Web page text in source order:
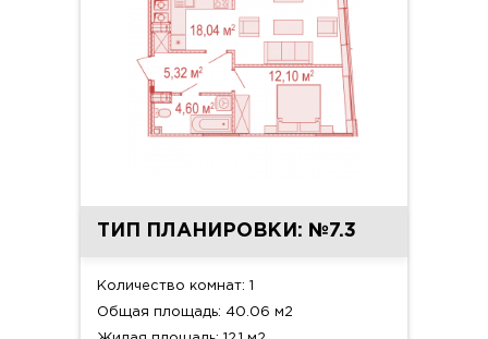
ТИП ПЛАНИРОВКИ: №7.3
Количество комнат: 1
Общая площадь: 40.06 м2